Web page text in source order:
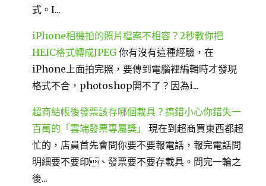
式。I...
iPhone相機拍的照片檔案不相容？2秒教你把
HEIC格式轉成JPEG 你有沒有這種經驗，在
iPhone上面拍完照，要傳到電腦裡編輯時才發現
格式不合，photoshop開不了？因為i...
超商結帳後發票該存哪個載具？搞錯小心你錯失一
百萬的「雲端發票專屬獎」
現在到超商買東西都超
忙的，店員首先會問你要不要報電話，報完電話問
明細要不要印、發票要不要存載具。問完一輪之
後...